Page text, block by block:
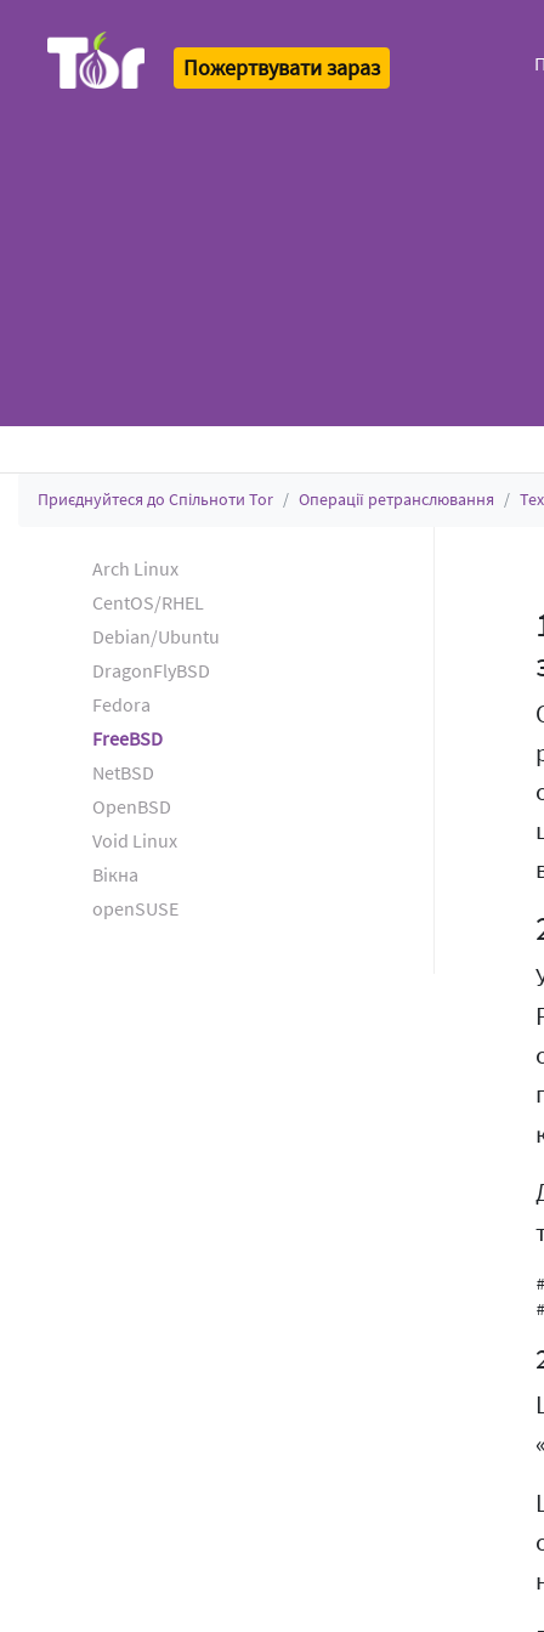
Пожертвувати зараз
Приєднуйтеся до Спільноти Tor Операції ретранслювання
Arch Linux
CentOS/RHEL
Debian/Ubuntu
DragonFlyBSD
Fedora
FreeBSD
NetBSD
OpenBSD
Void Linux
Вікна
openSUSE